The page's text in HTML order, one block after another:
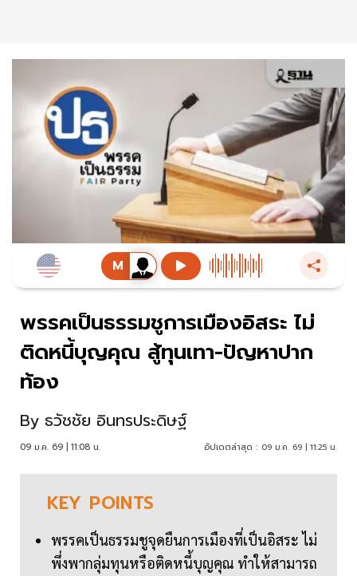
พรรคเป็นธรรมชูการเมืองอิสระ ไม่
ติดหนี้บุญคุณ สู้ทุนเทา-ปัญหาปาก
ท้อง
By ธวัชชัย อินทรประดิษฐ์
09 ม.ค. 69 | 11:08 น. อัปเดตล่าสุด : 09 ม.ค. 69 | 11:25 น.
KEY POINTS
พรรคเป็นธรรมชูจุดยืนการเมืองที่เป็นอิสระ ไม่
พึ่งพากลุ่มทุนหรือติดหนี้บุญคุณ ทำให้สามารถ